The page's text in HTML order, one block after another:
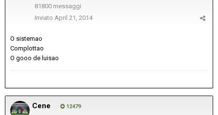
81800 messaggi
Inviato April 21, 2014
O sistemao
Complottao
O gooo de luisao
Cene 12479